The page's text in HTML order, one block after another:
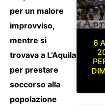
per un malore
improvviso,
mentre si
trovava a L’Aquila
per prestare
soccorso alla
popolazione
6